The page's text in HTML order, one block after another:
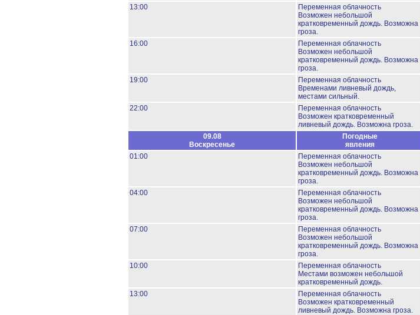
13:00
Переменная облачность
Возможен небольшой
кратковременный дождь. Возможна
гроза.
16:00
Переменная облачность
Возможен небольшой
кратковременный дождь. Возможна
гроза.
19:00
Переменная облачность
Временами ливневый дождь,
местами сильный.
22:00
Переменная облачность
Возможен кратковременный
ливневый дождь. Возможна гроза.
09.08
Воскресенье
Погодные
явления
01:00
Переменная облачность
Возможен небольшой
кратковременный дождь. Возможна
гроза.
04:00
Переменная облачность
Возможен небольшой
кратковременный дождь. Возможна
гроза.
07:00
Переменная облачность
Возможен небольшой
кратковременный дождь. Возможна
гроза.
10:00
Переменная облачность
Местами возможен небольшой
кратковременный дождь.
13:00
Переменная облачность
Возможен кратковременный
ливневый дождь. Возможна гроза.